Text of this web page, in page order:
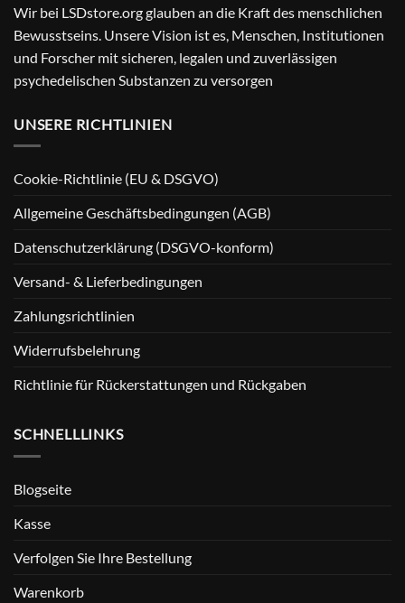
Wir bei LSDstore.org glauben an die Kraft des menschlichen
Bewusstseins. Unsere Vision ist es, Menschen, Institutionen
und Forscher mit sicheren, legalen und zuverlässigen
psychedelischen Substanzen zu versorgen
UNSERE RICHTLINIEN
Cookie-Richtlinie (EU & DSGVO)
Allgemeine Geschäftsbedingungen (AGB)
Datenschutzerklärung (DSGVO-konform)
Versand- & Lieferbedingungen
Zahlungsrichtlinien
Widerrufsbelehrung
Richtlinie für Rückerstattungen und Rückgaben
SCHNELLLINKS
Blogseite
Kasse
Verfolgen Sie Ihre Bestellung
Warenkorb